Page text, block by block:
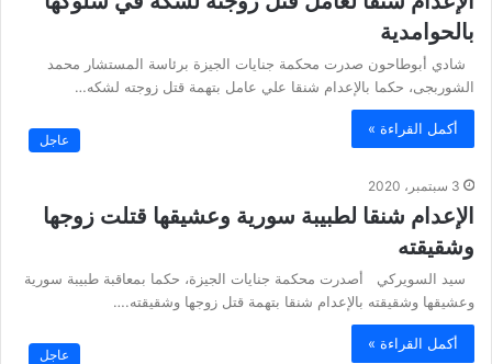
بالحوامدية
شادي أبوطاحون صدرت محكمة جنايات الجيزة برئاسة المستشار محمد
الشوربجى، حكما بالإعدام شنقا علي عامل بتهمة قتل زوجته لشكه…
أكمل القراءة »
عاجل
3 سبتمبر، 2020
الإعدام شنقا لطبيبة سورية وعشيقها قتلت زوجها
وشقيقته
سيد السويركي أصدرت محكمة جنايات الجيزة، حكما بمعاقبة طبيبة سورية
وعشيقها وشقيقته بالإعدام شنقا بتهمة قتل زوجها وشقيقته.…
أكمل القراءة »
عاجل